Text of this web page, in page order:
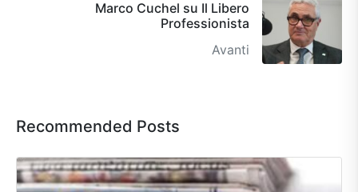
Marco Cuchel su Il Libero
Professionista
Avanti
Recommended Posts